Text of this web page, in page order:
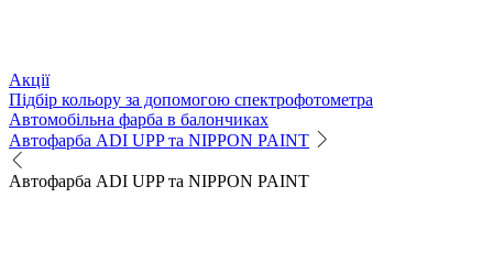
Акції
Підбір кольору за допомогою спектрофотометра
Автомобільна фарба в балончиках
Автофарба ADI UPP та NIPPON PAINT
Автофарба ADI UPP та NIPPON PAINT